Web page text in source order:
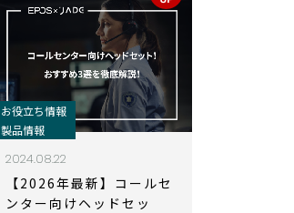
お役立ち情報
製品情報
2024.08.22
【2026年最新】コールセ
ンター向けヘッドセッ